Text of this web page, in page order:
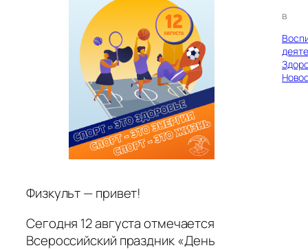
в
Физкульт — привет!
Сегодня 12 августа отмечается
Всероссийский праздник «День